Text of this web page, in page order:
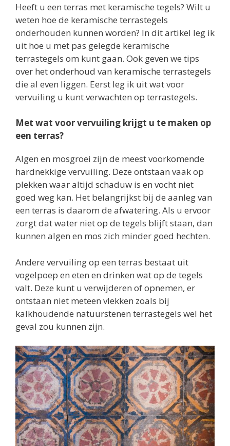
Heeft u een terras met keramische tegels? Wilt u
weten hoe de keramische terrastegels
onderhouden kunnen worden? In dit artikel leg ik
uit hoe u met pas gelegde keramische
terrastegels om kunt gaan. Ook geven we tips
over het onderhoud van keramische terrastegels
die al even liggen. Eerst leg ik uit wat voor
vervuiling u kunt verwachten op terrastegels.
Met wat voor vervuiling krijgt u te maken op
een terras?
Algen en mosgroei zijn de meest voorkomende
hardnekkige vervuiling. Deze ontstaan vaak op
plekken waar altijd schaduw is en vocht niet
goed weg kan. Het belangrijkst bij de aanleg van
een terras is daarom de afwatering. Als u ervoor
zorgt dat water niet op de tegels blijft staan, dan
kunnen algen en mos zich minder goed hechten.
Andere vervuiling op een terras bestaat uit
vogelpoep en eten en drinken wat op de tegels
valt. Deze kunt u verwijderen of opnemen, er
ontstaan niet meteen vlekken zoals bij
kalkhoudende natuurstenen terrastegels wel het
geval zou kunnen zijn.